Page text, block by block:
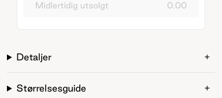
Midlertidig utsolgt 0.00
Detaljer
Størrelsesguide